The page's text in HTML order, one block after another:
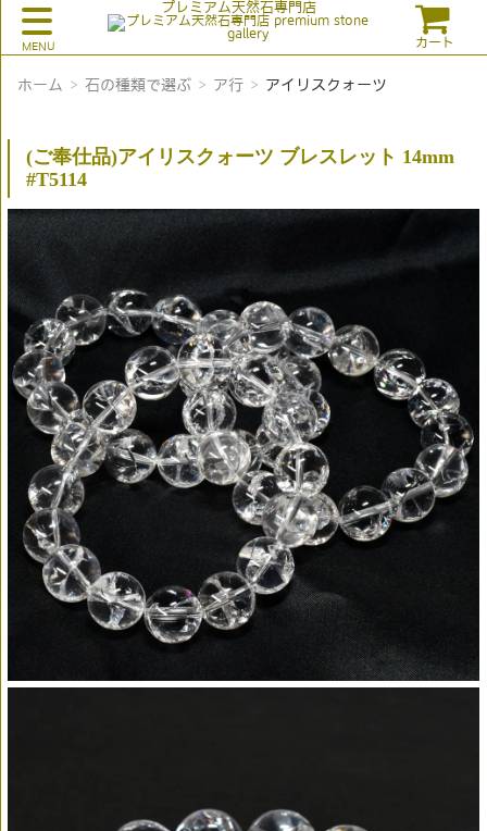
プレミアム天然石専門店
カート
ホーム 石の種類で選ぶ ア行 アイリスクォーツ
(ご奉仕品)アイリスクォーツ ブレスレット 14mm
#T5114